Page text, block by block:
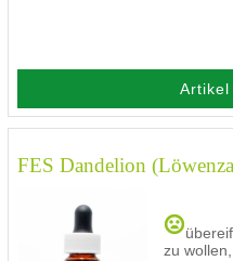
Artikel
FES Dandelion
zu